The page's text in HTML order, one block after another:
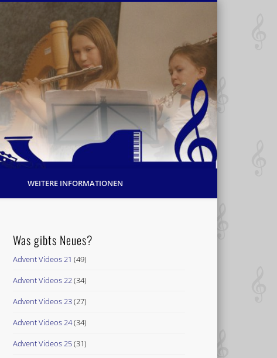
WEITERE INFORMATIONEN
Was gibts Neues?
Advent Videos 21 (49)
Advent Videos 22(34)
Advent Videos 23(27)
Advent Videos 24(34)
Advent Videos 25(31)